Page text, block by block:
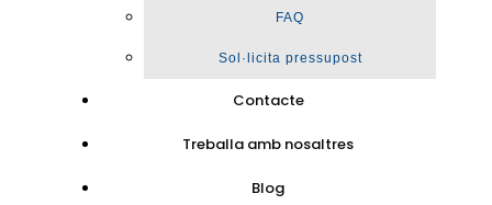
FAQ
Sol·licita pressupost
Contacte
Treballa amb nosaltres
Blog